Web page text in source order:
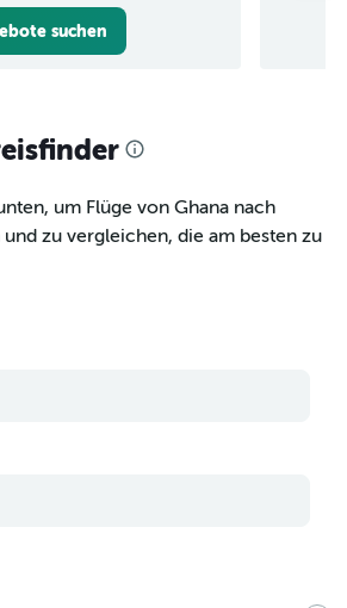
suchen
um Flüge von Ghana nach
zu vergleichen, die am besten zu